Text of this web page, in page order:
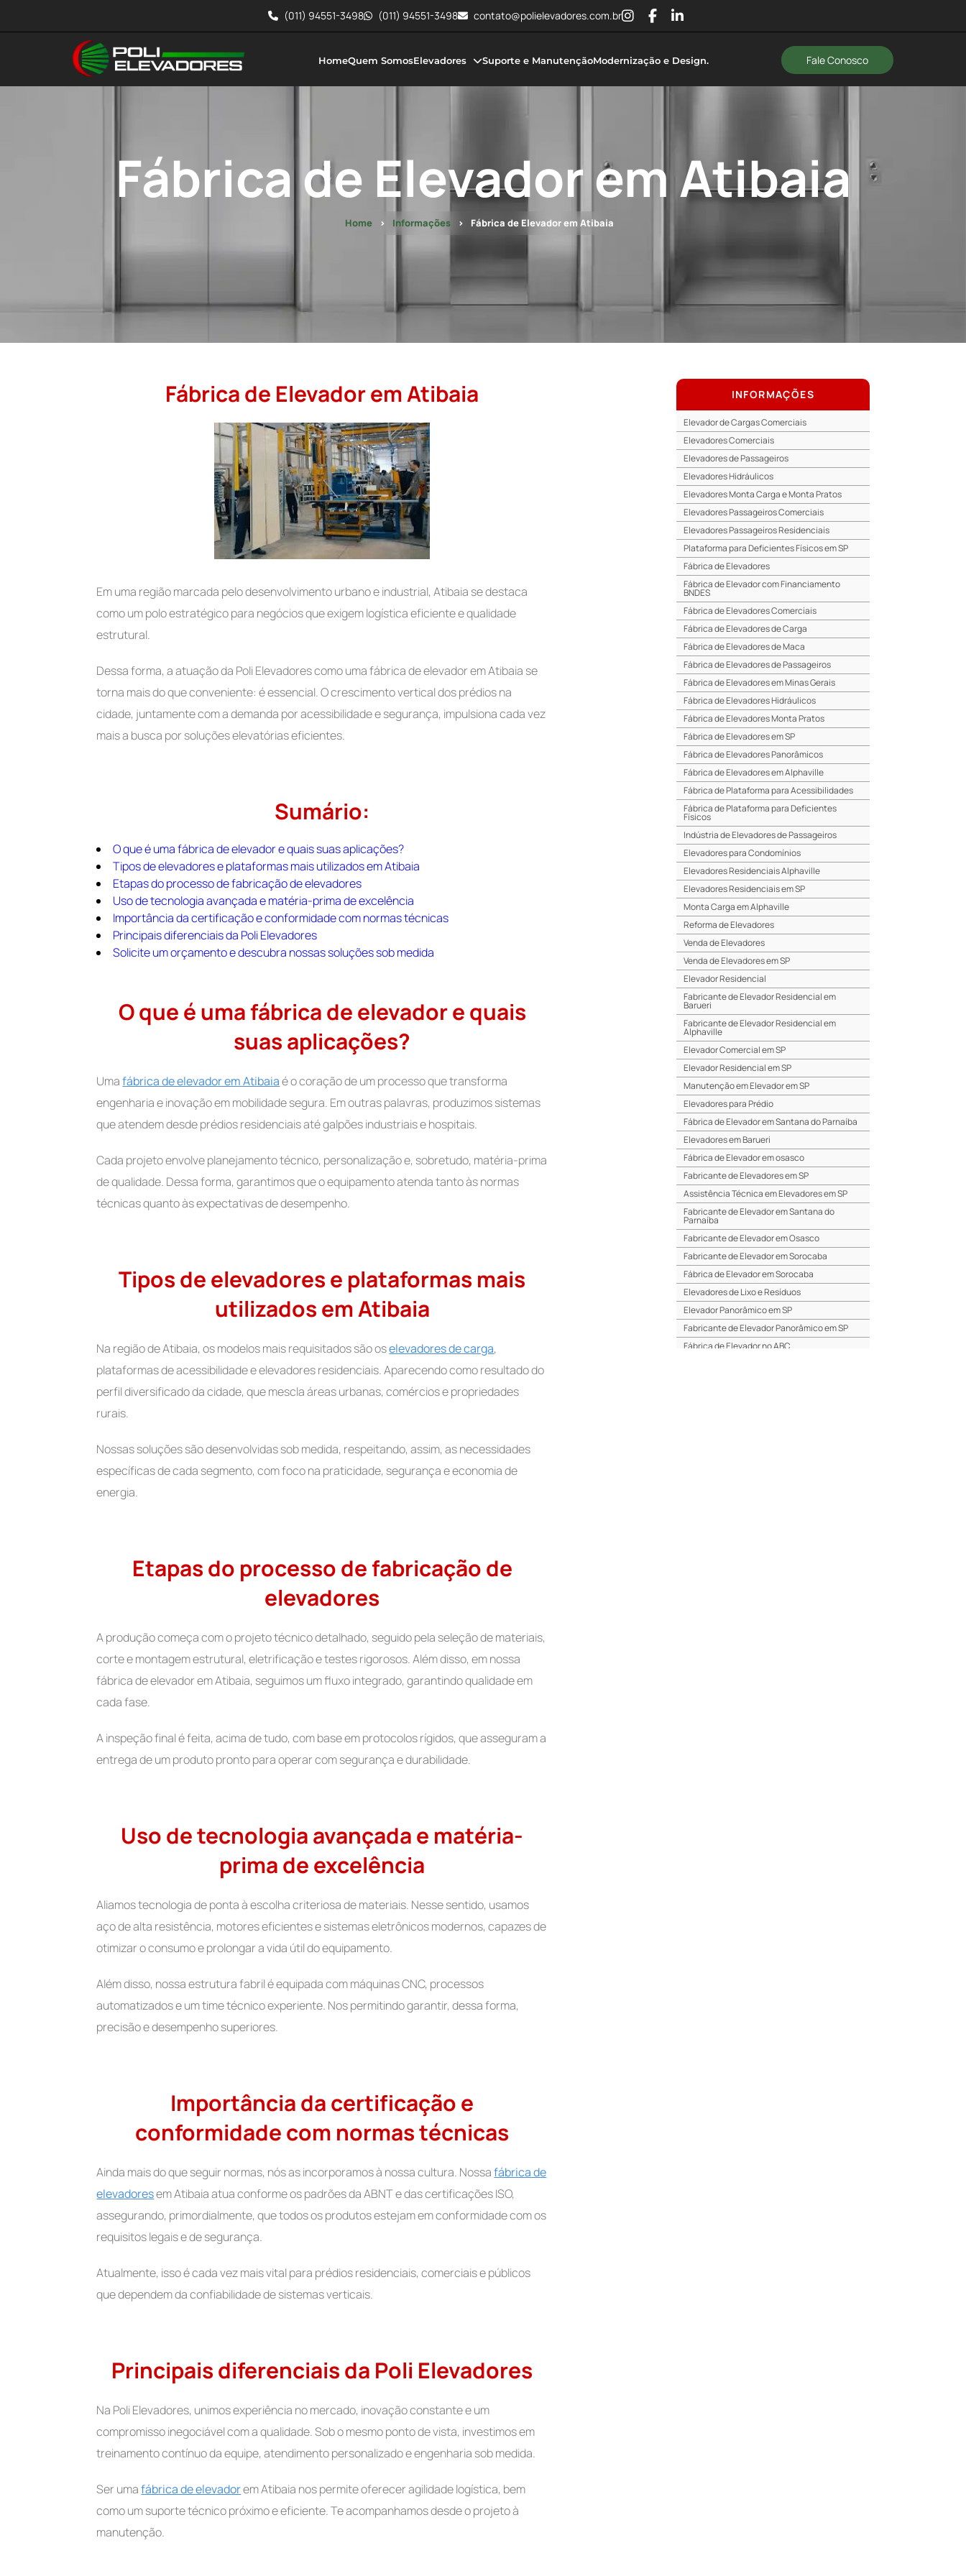
(011) 94551-3498 (011) 94551-3498 contato@polielevadores.com.br
HomeQuem SomosElevadores Suporte e ManutençãoModernização e Design. Fale Conosco
Fábrica de Elevador em Atibaia
Home Informações Fábrica de Elevador em Atibaia
Fábrica de Elevador em Atibaia
Em uma região marcada pelo desenvolvimento urbano e industrial, Atibaia se destaca
como um polo estratégico para negócios que exigem logística eficiente e qualidade
estrutural.
Dessa forma, a atuação da Poli Elevadores como uma fábrica de elevador em Atibaia se
torna mais do que conveniente: é essencial. O crescimento vertical dos prédios na
cidade, juntamente com a demanda por acessibilidade e segurança, impulsiona cada vez
mais a busca por soluções elevatórias eficientes.
Sumário:
O que é uma fábrica de elevador e quais suas aplicações?
Tipos de elevadores e plataformas mais utilizados em Atibaia
Etapas do processo de fabricação de elevadores
Uso de tecnologia avançada e matéria-prima de excelência
Importância da certificação e conformidade com normas técnicas
Principais diferenciais da Poli Elevadores
Solicite um orçamento e descubra nossas soluções sob medida
O que é uma fábrica de elevador e quais
suas aplicações?
Umafábrica de elevador em Atibaiaé o coração de um processo que transforma
engenharia e inovação em mobilidade segura. Em outras palavras, produzimos sistemas
que atendem desde prédios residenciais até galpões industriais e hospitais.
Cada projeto envolve planejamento técnico, personalização e, sobretudo, matéria-prima
de qualidade. Dessa forma, garantimos que o equipamento atenda tanto às normas
técnicas quanto às expectativas de desempenho.
Tipos de elevadores e plataformas mais
utilizados em Atibaia
Na região de Atibaia, os modelos mais requisitados são oselevadores de carga,
plataformas de acessibilidade e elevadores residenciais. Aparecendo como resultado do
perfil diversificado da cidade, que mescla áreas urbanas, comércios e propriedades
rurais.
Nossas soluções são desenvolvidas sob medida, respeitando, assim, as necessidades
específicas de cada segmento, com foco na praticidade, segurança e economia de
energia.
Etapas do processo de fabricação de
elevadores
A produção começa com o projeto técnico detalhado, seguido pela seleção de materiais,
corte e montagem estrutural, eletrificação e testes rigorosos. Além disso, em nossa
fábrica de elevador em Atibaia, seguimos um fluxo integrado, garantindo qualidade em
cada fase.
A inspeção final é feita, acima de tudo, com base em protocolos rígidos, que asseguram a
entrega de um produto pronto para operar com segurança e durabilidade.
Uso de tecnologia avançada e matéria-
prima de excelência
Aliamos tecnologia de ponta à escolha criteriosa de materiais. Nesse sentido, usamos
aço de alta resistência, motores eficientes e sistemas eletrônicos modernos, capazes de
otimizar o consumo e prolongar a vida útil do equipamento.
Além disso, nossa estrutura fabril é equipada com máquinas CNC, processos
automatizados e um time técnico experiente. Nos permitindo garantir, dessa forma,
precisão e desempenho superiores.
Importância da certificação e
conformidade com normas técnicas
Ainda mais do que seguir normas, nós as incorporamos à nossa cultura. Nossafábrica de
elevadoresem Atibaia atua conforme os padrões da ABNT e das certificações ISO,
assegurando, primordialmente, que todos os produtos estejam em conformidade com os
requisitos legais e de segurança.
Atualmente, isso é cada vez mais vital para prédios residenciais, comerciais e públicos
que dependem da confiabilidade de sistemas verticais.
Principais diferenciais da Poli Elevadores
Na Poli Elevadores, unimos experiência no mercado, inovação constante e um
compromisso inegociável com a qualidade. Sob o mesmo ponto de vista, investimos em
treinamento contínuo da equipe, atendimento personalizado e engenharia sob medida.
Ser umafábrica de elevadorem Atibaia nos permite oferecer agilidade logística, bem
como um suporte técnico próximo e eficiente. Te acompanhamos desde o projeto à
manutenção.
INFORMAÇÕES
Elevador de Cargas Comerciais
Elevadores Comerciais
Elevadores de Passageiros
Elevadores Hidráulicos
Elevadores Monta Carga e Monta Pratos
Elevadores Passageiros Comerciais
Elevadores Passageiros Residenciais
Plataforma para Deficientes Físicos em SP
Fábrica de Elevadores
Fábrica de Elevador com Financiamento
BNDES
Fábrica de Elevadores Comerciais
Fábrica de Elevadores de Carga
Fábrica de Elevadores de Maca
Fábrica de Elevadores de Passageiros
Fábrica de Elevadores em Minas Gerais
Fábrica de Elevadores Hidráulicos
Fábrica de Elevadores Monta Pratos
Fábrica de Elevadores em SP
Fábrica de Elevadores Panorâmicos
Fábrica de Elevadores em Alphaville
Fábrica de Plataforma para Acessibilidades
Fábrica de Plataforma para Deficientes
Físicos
Indústria de Elevadores de Passageiros
Elevadores para Condomínios
Elevadores Residenciais Alphaville
Elevadores Residenciais em SP
Monta Carga em Alphaville
Reforma de Elevadores
Venda de Elevadores
Venda de Elevadores em SP
Elevador Residencial
Fabricante de Elevador Residencial em
Barueri
Fabricante de Elevador Residencial em
Alphaville
Elevador Comercial em SP
Elevador Residencial em SP
Manutenção em Elevador em SP
Elevadores para Prédio
Fábrica de Elevador em Santana do Parnaíba
Elevadores em Barueri
Fábrica de Elevador em osasco
Fabricante de Elevadores em SP
Assistência Técnica em Elevadores em SP
Fabricante de Elevador em Santana do
Parnaíba
Fabricante de Elevador em Osasco
Fabricante de Elevador em Sorocaba
Fábrica de Elevador em Sorocaba
Elevadores de Lixo e Resíduos
Elevador Panorâmico em SP
Fabricante de Elevador Panorâmico em SP
Fábrica de Elevador no ABC